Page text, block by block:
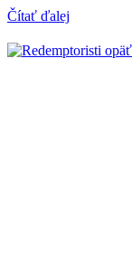
Čítať ďalej